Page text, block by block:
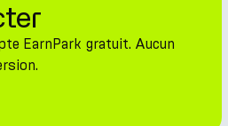
EarnPark gratuit. Aucun